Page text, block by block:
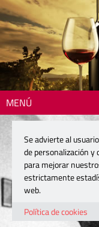
MENÚ
Se advierte al
de personalización y
para mejorar
estrictamente
web.
Política de cookies